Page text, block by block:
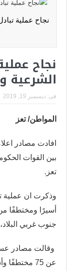
هجمات الحوثي
استعادة الدولة
رئاسي بالرد الحازم
عدن: البنك
الصرافة وإغلاق
وزارة الدفاع
الاستقرار
عشرات
حوثي استهدف
مخاوف حوثية
تعيين كبير
اليمن
نجاح عملية
نجاح
الشرعية
فى: ديسمبر 19, 2019
المواطن/ تعز
افادت مصادر
بين القوات
تعز.
أسيرًا ومختطفًا
جنوب غربي
وقالت مصادر
عن 75